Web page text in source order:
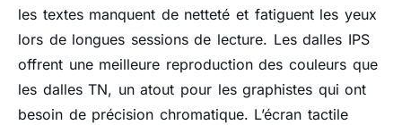
les textes manquent de netteté et fatiguent les yeux
lors de longues sessions de lecture. Les dalles IPS
offrent une meilleure reproduction des couleurs que
les dalles TN, un atout pour les graphistes qui ont
besoin de précision chromatique. L’écran tactile